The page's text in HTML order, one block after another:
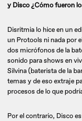
y Disco ¿Cómo fueron
Disritmia lo hice en un
un Protools ni nada por
dos micrófonos de la
sonido para shows en
Silvina (baterista de la
temas y de eso extraje
procesos de lo que
Por el contrario, Disco